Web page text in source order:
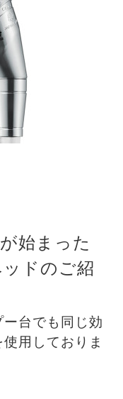
始まった
ドのご紹
台でも同じ効
用しておりま